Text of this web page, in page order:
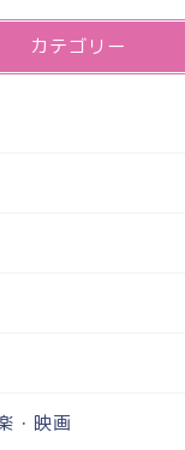
カテゴリー
・映画